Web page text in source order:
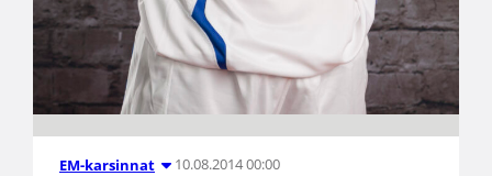
EM-karsinnat 10.08.2014 00:00